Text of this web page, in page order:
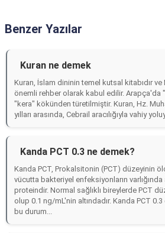
Benzer Yazılar
Kuran ne demek
Kuran, İslam dininin temel kutsal kitabıdır
önemli rehber olarak kabul edilir. Arapça'da
"kera" kökünden türetilmiştir. Kuran, Hz.
yılları arasında, Cebrail aracılığıyla vahiy
Kanda PCT 0.3 ne demek?
Kanda PCT, Prokalsitonin (PCT) düzeyinin
vücutta bakteriyel enfeksiyonların
proteindir. Normal sağlıklı bireylerde PCT
olup 0.1 ng/mL'nin altındadır. Kanda PCT 0.3
bu durum...